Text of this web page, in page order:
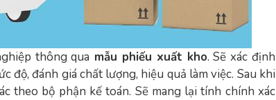
thông qua mẫu phiếu xuất kho. Sẽ xác định
độ, đánh giá chất lượng, hiệu quả làm việc. Sau khi
theo bộ phận kế toán. Sẽ mang lại tính chính xác